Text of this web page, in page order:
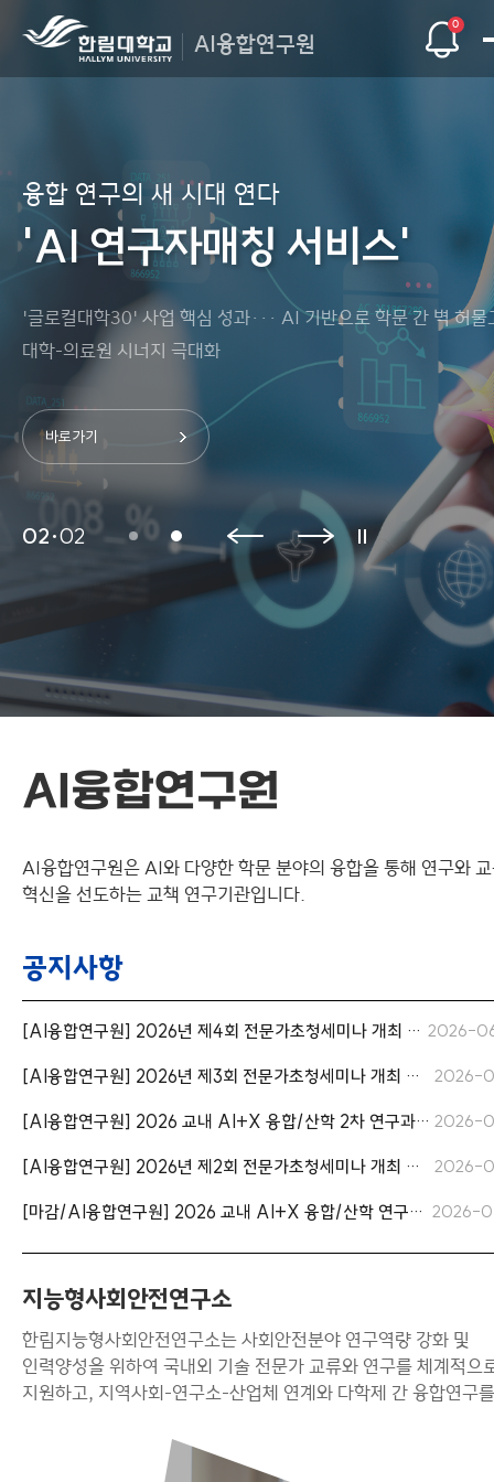
AI융합연구원
0
한림AI융합연구원
한림AI융합연구원은 AI를 가장 인간답게 활용하는 대학을
교육과 연구, 지역사회에 기여하는 AI 융합 플랫폼을
융합 연구의 새 시대 연다
'AI 연구자매칭 서비스'
'글로컬대학30' 사업 핵심 성과··· AI 기반으로 학문 간 벽 허물
대학-의료원 시너지 극대화
바로가기
한림AI융합연구원
한림AI융합연구원은 AI를 가장 인간답게 활용하는 대학을
교육과 연구, 지역사회에 기여하는 AI 융합 플랫폼을
융합 연구의 새 시대 연다
'AI 연구자매칭 서비스'
'글로컬대학30' 사업 핵심 성과··· AI 기반으로 학문 간 벽 허물
대학-의료원 시너지 극대화
바로가기
한림AI융합연구원
한림AI융합연구원은 AI를 가장 인간답게 활용하는 대학을
교육과 연구, 지역사회에 기여하는 AI 융합 플랫폼을
융합 연구의 새 시대 연다
'AI 연구자매칭 서비스'
'글로컬대학30' 사업 핵심 성과··· AI 기반으로 학문 간 벽 허물
대학-의료원 시너지 극대화
바로가기
02 02
AI융합연구원
AI융합연구원은 AI와 다양한 학문 분야의 융합을 통해 연구와
혁신을 선도하는 교책 연구기관입니다.
지능형사회안전연구소
한림지능형사회안전연구소는 사회안전분야 연구역량 강화 및
인력양성을 위하여 국내외 기술 전문가 교류와 연구를 체계적으
지원하고, 지역사회-연구소-산업체 연계와 다학제 간 융합연구를
공지사항
[AI융합연구원] 2026년 제4회 전문가초청세미나 개최 안내 *7.9.(목) 16:00* 2026-
[AI융합연구원] 2026년 제3회 전문가초청세미나 개최 안내 *6.2.(화) 16:00* 2026-
[AI융합연구원] 2026 교내 AI+X 융합/산학 2차 연구과제 공모 안내 2026-
[AI융합연구원] 2026년 제2회 전문가초청세미나 개최 안내 *4.30.(목) 16:00 2026-
[마감/AI융합연구원] 2026 교내 AI+X 융합/산학 연구과제 공모 안내 2026-